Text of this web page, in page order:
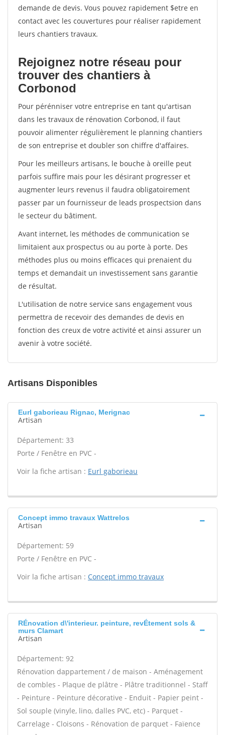
demande de devis. Vous pouvez rapidement $etre en
contact avec les couvertures pour réaliser rapidement
leurs chantiers travaux.
Rejoignez notre réseau pour
trouver des chantiers à
Corbonod
Pour pérénniser votre entreprise en tant qu'artisan
dans les travaux de rénovation Corbonod, il faut
pouvoir alimenter régulièrement le planning chantiers
de son entreprise et doubler son chiffre d'affaires.
Pour les meilleurs artisans, le bouche à oreille peut
parfois suffire mais pour les désirant progresser et
augmenter leurs revenus il faudra obligatoirement
passer par un fournisseur de leads prospectsion dans
le secteur du bâtiment.
Avant internet, les méthodes de communication se
limitaient aux prospectus ou au porte à porte. Des
méthodes plus ou moins efficaces qui prenaient du
temps et demandait un investissement sans garantie
de résultat.
L'utilisation de notre service sans engagement vous
permettra de recevoir des demandes de devis en
fonction des creux de votre activité et ainsi assurer un
avenir à votre société.
Artisans Disponibles
Eurl gaborieau Rignac, Merignac
Artisan
Département: 33
Porte / Fenêtre en PVC -
Voir la fiche artisan : Eurl gaborieau
Concept immo travaux Wattrelos
Artisan
Département: 59
Porte / Fenêtre en PVC -
Voir la fiche artisan : Concept immo travaux
RÉnovation d\'interieur. peinture, revÉtement sols &
murs Clamart
Artisan
Département: 92
Rénovation dappartement / de maison - Aménagement
de combles - Plaque de plâtre - Plâtre traditionnel - Staff
- Peinture - Peinture décorative - Enduit - Papier peint -
Sol souple (vinyle, lino, dalles PVC, etc) - Parquet -
Carrelage - Cloisons - Rénovation de parquet - Faïence